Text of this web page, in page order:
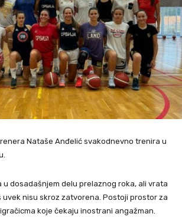
Nataše Anđelić svakodnevno trenira u
u dosadašnjem delu prelaznog roka, ali vrata
uvek nisu skroz zatvorena. Postoji prostor za
koje čekaju inostrani angažman.